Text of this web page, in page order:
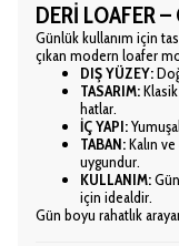
DERİ LOAFER
Günlük kullanım için
çıkan modern loafer
DIŞ YÜZEY:
TASARIM:
hatlar.
İÇ YAPI:
TABAN:Kalın
uygundur.
KULLANIM:
için idealdir.
Gün boyu rahatlık